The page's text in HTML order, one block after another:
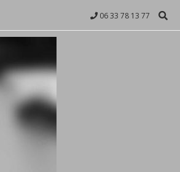
06 33 78 13 77